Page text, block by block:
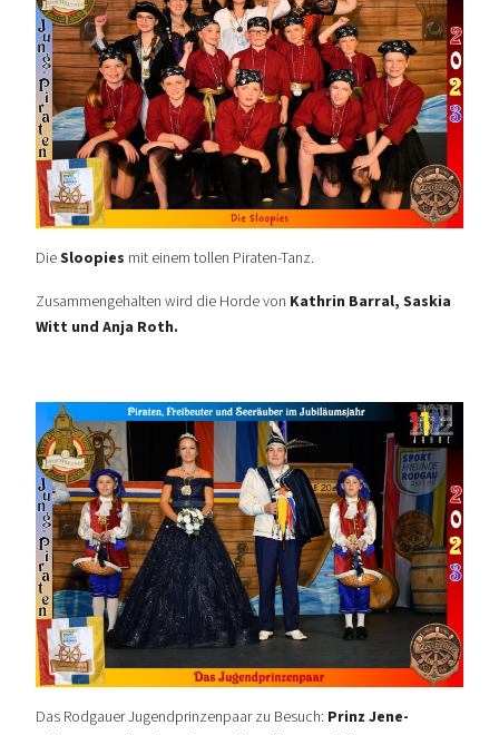
DieSloopies mit einem tollen Piraten-Tanz.
Zusammengehalten wird die Horde von Kathrin Barral, Saskia
Witt und Anja Roth.
Das Rodgauer Jugendprinzenpaar zu Besuch: Prinz Jene-